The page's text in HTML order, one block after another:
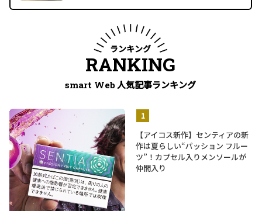
ランキング
RANKING
smart Web 人気記事ランキング
【アイコス新作】センティアの新
作は夏らしい“パッション フルー
ツ”！カプセル入りメンソールが
仲間入り